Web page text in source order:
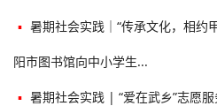
▪ 暑期社会实践｜“传承文化，相约
阳市图书馆向中小学生...
▪ 暑期社会实践 | “爱在武乡”志愿